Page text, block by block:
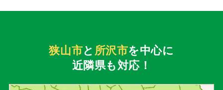
狭山市と 所沢市を中心に
近隣県も対応！